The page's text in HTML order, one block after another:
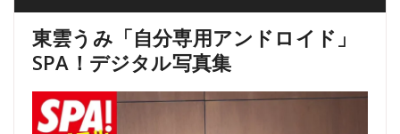
東雲うみ「自分専用アンドロイド」
SPA！デジタル写真集